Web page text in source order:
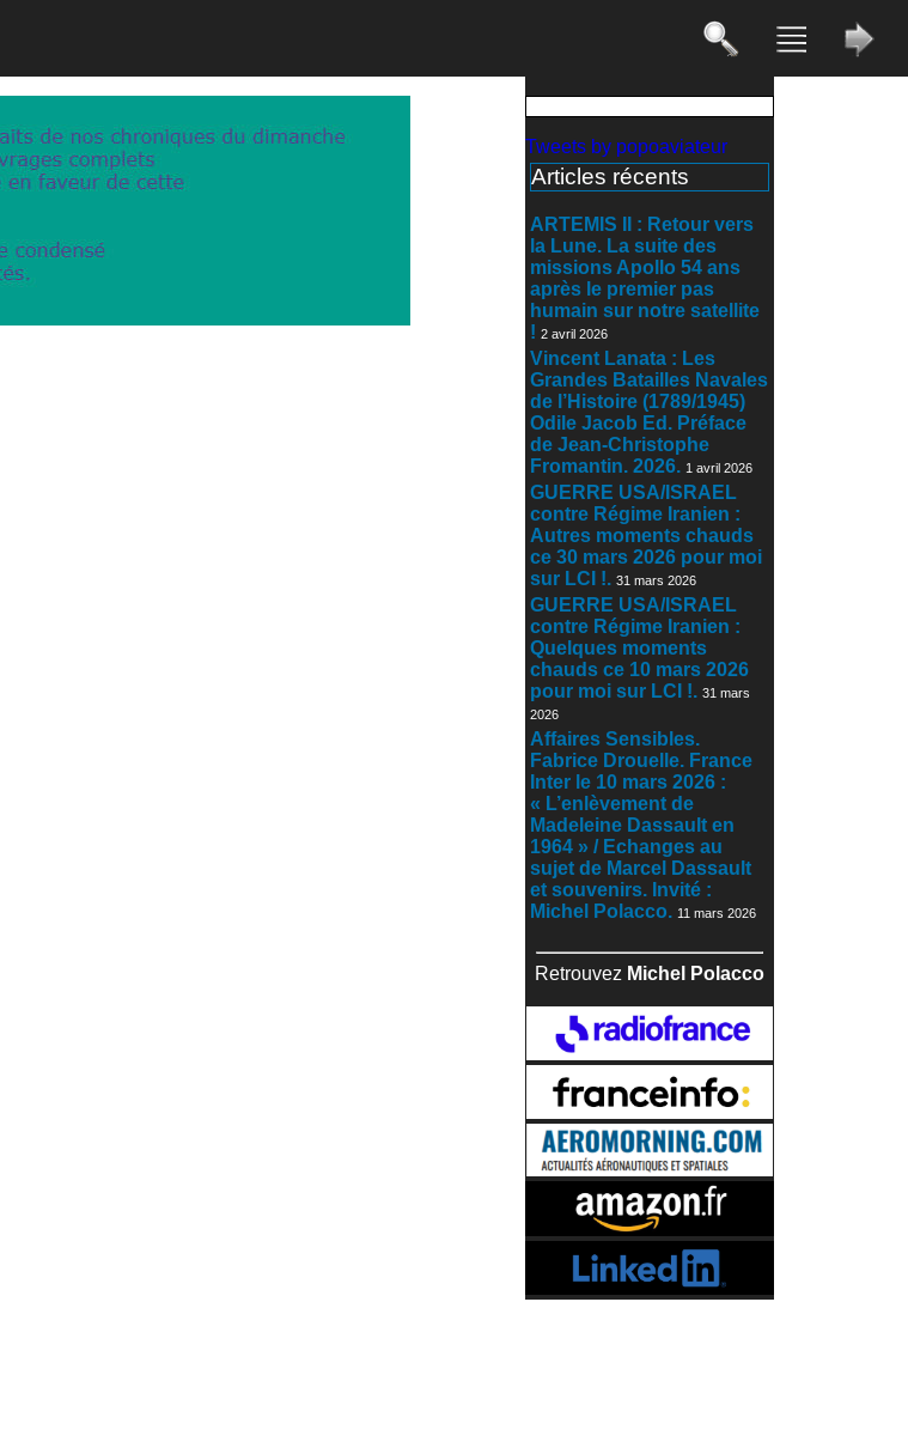
Tweets by popoaviateur
Articles récents
ARTEMIS II : Retour vers
la Lune. La suite des
missions Apollo 54 ans
après le premier pas
humain sur notre satellite
! 2 avril 2026
Vincent Lanata : Les
Grandes Batailles Navales
de l’Histoire (1789/1945)
Odile Jacob Ed. Préface
de Jean-Christophe
Fromantin. 2026. 1 avril 2026
GUERRE USA/ISRAEL
contre Régime Iranien :
Autres moments chauds
ce 30 mars 2026 pour moi
sur LCI !. 31 mars 2026
GUERRE USA/ISRAEL
contre Régime Iranien :
Quelques moments
chauds ce 10 mars 2026
pour moi sur LCI !. 31 mars
2026
Affaires Sensibles.
Fabrice Drouelle. France
Inter le 10 mars 2026 :
« L’enlèvement de
Madeleine Dassault en
1964 » / Echanges au
sujet de Marcel Dassault
et souvenirs. Invité :
Michel Polacco. 11 mars 2026
Retrouvez Michel Polacco